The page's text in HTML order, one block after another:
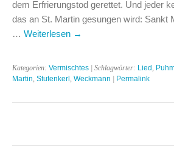
dem Erfrierungstod gerettet. Und jeder
das an St. Martin gesungen wird: Sankt
… Weiterlesen →
Kategorien: Vermischtes | Schlagwörter: Lied
Martin Stutenkerl Weckmann | Permalink